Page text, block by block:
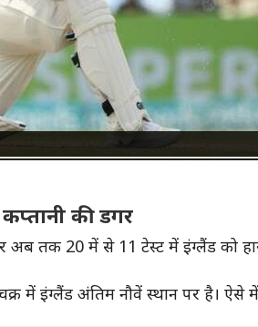
स्टोक्स ने कहा, "मैं इंग्लैंड टेस्ट टीम
रूम में मेरे विकास का बड़ा हिस्सा
की डगर
तक 20 में से 11 टेस्ट में इंग्लैंड को
में इंग्लैंड अंतिम नौवें स्थान पर है। ऐसे में